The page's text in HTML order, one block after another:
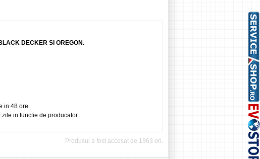
DECKER SI OREGON.
in 48 ore.
in functie de producator.
Produsul a fost accesat de 1963 ori.